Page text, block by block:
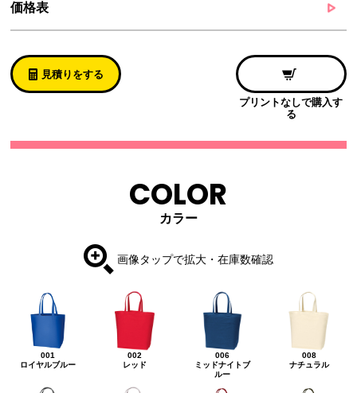
価格表
見積りをする
プリントなしで購入す
る
COLOR
カラー
画像タップで拡大・在庫数確認
001
ロイヤルブルー
002
レッド
006
ミッドナイトブ
ルー
008
ナチュラル